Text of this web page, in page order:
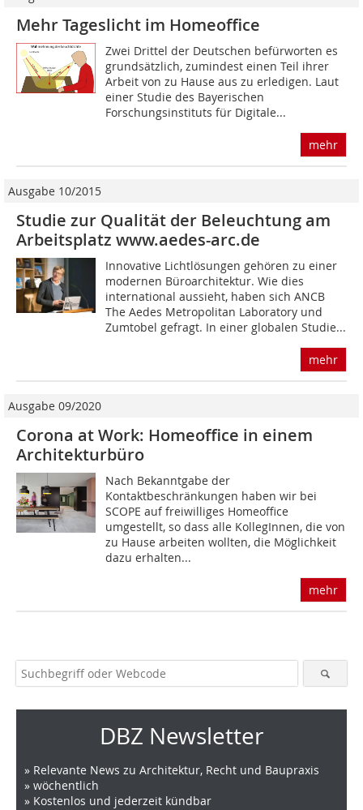
Mehr Tageslicht im Homeoffice
Zwei Drittel der Deutschen befürworten es
grundsätzlich, zumindest einen Teil ihrer
Arbeit von zu Hause aus zu erledigen. Laut
einer Studie des Bayerischen
Forschungsinstituts für Digitale...
mehr
Ausgabe 10/2015
Studie zur Qualität der Beleuchtung am
Arbeitsplatz www.aedes-arc.de
Innovative Lichtlösungen gehören zu einer
modernen Büroarchitektur. Wie dies
international aussieht, haben sich ANCB
The Aedes Metropolitan Laboratory und
Zumtobel gefragt. In einer globalen Studie...
mehr
Ausgabe 09/2020
Corona at Work: Homeoffice in einem
Architekturbüro
Nach Bekanntgabe der
Kontaktbeschränkungen haben wir bei
SCOPE auf freiwilliges Homeoffice
umgestellt, so dass alle KollegInnen, die von
zu Hause arbeiten wollten, die Möglichkeit
dazu erhalten...
mehr
DBZ Newsletter
» Relevante News zu Architektur, Recht und Baupraxis
» wöchentlich
» Kostenlos und jederzeit kündbar